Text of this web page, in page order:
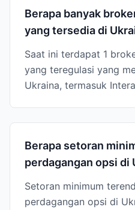
Berapa banyak
yang tersedia di
Saat ini terdapat 1
yang teregulasi yang
Ukraina, termasuk
Berapa setoran
perdagangan opsi di
Setoran minimum
perdagangan opsi di